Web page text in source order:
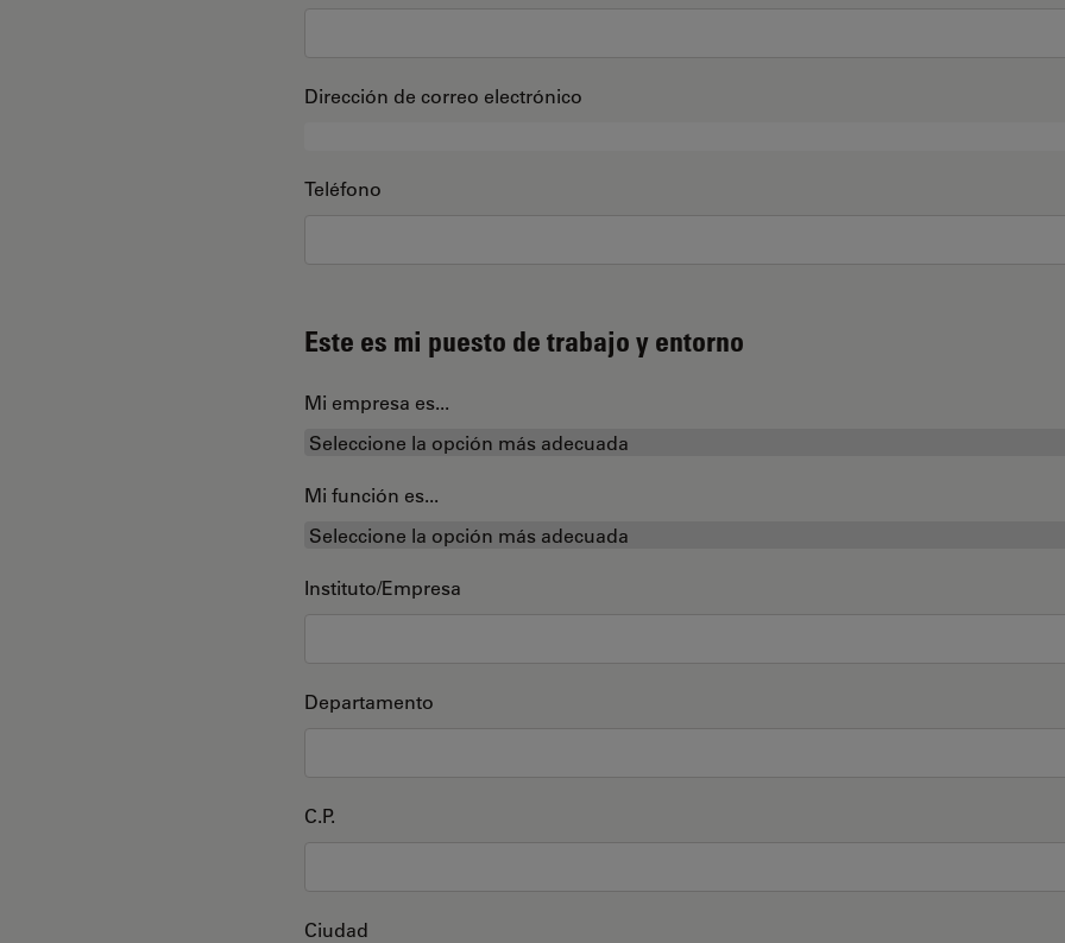
Dirección de correo electrónico
Teléfono
Este es mi puesto de trabajo y entorno
Mi empresa es...
Mi función es...
Instituto/Empresa
Departamento
C.P.
Ciudad